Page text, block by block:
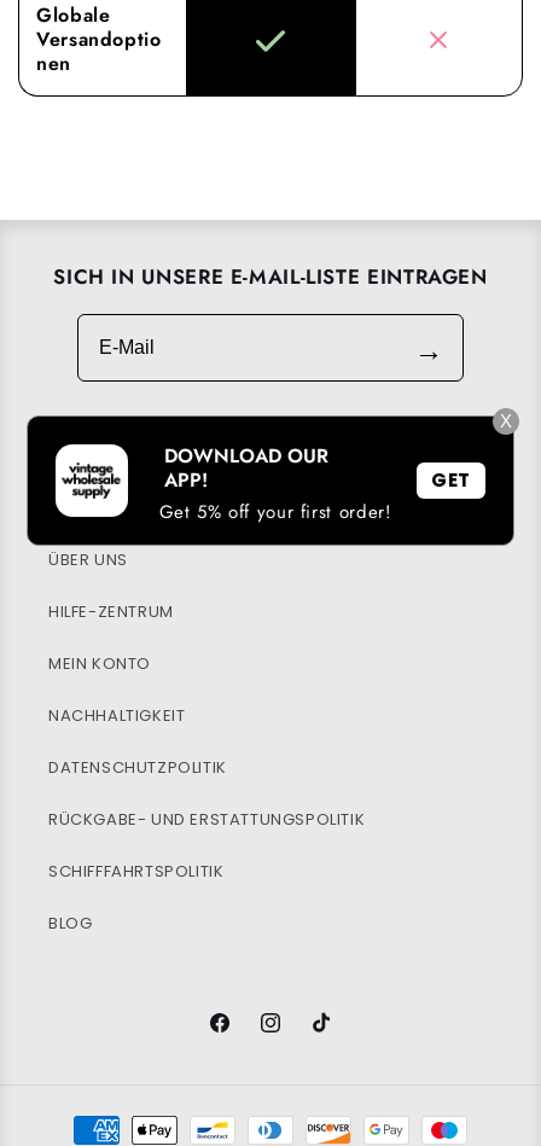
Globale
Versandoptio
nen
SICH IN UNSERE E-MAIL-LISTE EINTRAGEN
E-Mail
→
UNSERE APP HERUNTERLADEN
TREUEPROGRAMM
ÜBER UNS
HILFE-ZENTRUM
MEIN KONTO
NACHHALTIGKEIT
DATENSCHUTZPOLITIK
RÜCKGABE- UND ERSTATTUNGSPOLITIK
SCHIFFFAHRTSPOLITIK
BLOG
FacebookInstagramTikTok
Zahlungsmöglichkeiten
X
DOWNLOAD OUR
APP!
Get 5% off your first order!
GET